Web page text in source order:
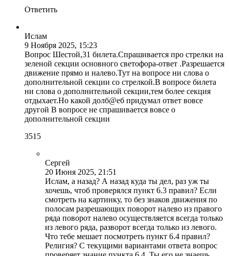
Ответить
Ислам
9 Ноября 2025, 15:23
Вопрос Шестой,31 билета.Спрашивается про стрелки на
зеленой секции основного светофора-ответ .Разрешается
движение прямо и налево.Тут на вопросе ни слова о
дополнительной секции со стрелкой.В вопросе билета
ни слова о дополнительной секции,тем более секция
отдыхает.Но какой долб@еб придумал ответ вовсе
другой В вопросе не спрашивается вовсе о
дополнительной секции
3515
Сергей
20 Июня 2025, 21:51
Ислам, а назад? А назад куда ты дел, раз уж ты
хочешь, чтоб проверялся пункт 6.3 правил? Если
смотреть на картинку, то без знаков движения по
полосам разрешающих поворот налево из правого
ряда поворот налево осуществляется всегда только
из левого ряда, разворот всегда только из левого.
Что тебе мешает посмотреть пункт 6.4 правил?
Религия? С текущими вариантами ответа вопрос